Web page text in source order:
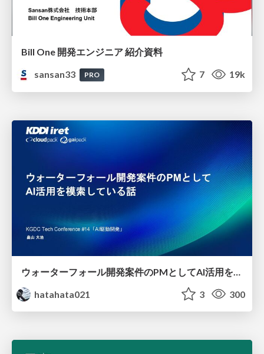
Bill One 開発エンジニア 紹介資料
sansan33
PRO 7 19k
hatahata021
3 300